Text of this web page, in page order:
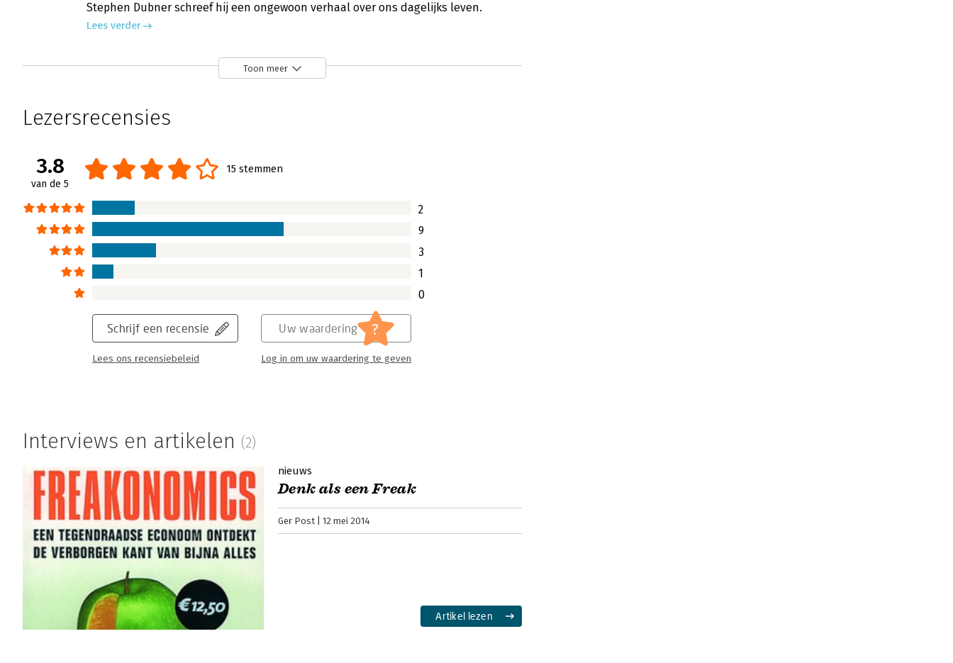
Stephen Dubner schreef hij een ongewoon verhaal over ons dagelijks leven.
Lees verder
Op de voorkant van 'Freakonomics' staat een aantal vragen waarbij op zijn minst je
gemeen?' Of; 'wat is gevaarlijker een zwembad of een pistool?' Deze klinkt al wat
eenvoudiger maar de derde vraag is zelfs grappig: 'waarom wonen drugdealers
Toon meer
Lezersrecensies
3.8
van de 5
15 stemmen
2
9
3
1
0
Schrijf een recensie
Lees ons recensiebeleid
Uw waardering ?
Log in om uw waardering te geven
Interviews en artikelen (2)
nieuws
Denk als een Freak
Ger Post 12 mei 2014
Artikel lezen